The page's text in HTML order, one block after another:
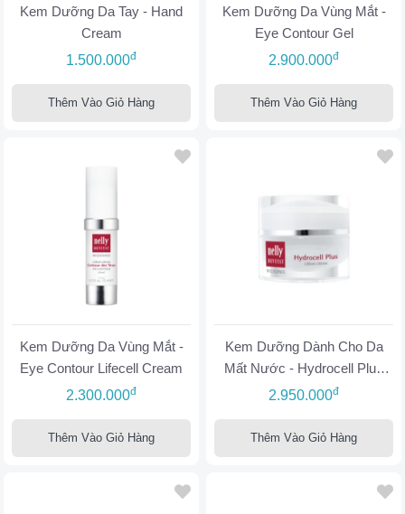
Kem Dưỡng Da Tay - Hand
Cream
1.500.000đ
Thêm Vào Giỏ Hàng
Kem Dưỡng Da Vùng Mắt -
Eye Contour Gel
2.900.000đ
Thêm Vào Giỏ Hàng
Kem Dưỡng Da Vùng Mắt -
Eye Contour Lifecell Cream
2.300.000đ
Thêm Vào Giỏ Hàng
Kem Dưỡng Dành Cho Da
Mất Nước - Hydrocell Plus
Cream
2.950.000đ
Thêm Vào Giỏ Hàng